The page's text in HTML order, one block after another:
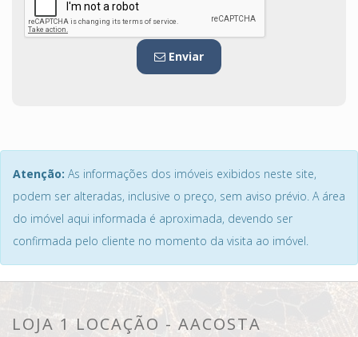
Enviar
Atenção: As informações dos imóveis exibidos neste site,
podem ser alteradas, inclusive o preço, sem aviso prévio. A área
do imóvel aqui informada é aproximada, devendo ser
confirmada pelo cliente no momento da visita ao imóvel.
LOJA 1 LOCAÇÃO - AACOSTA